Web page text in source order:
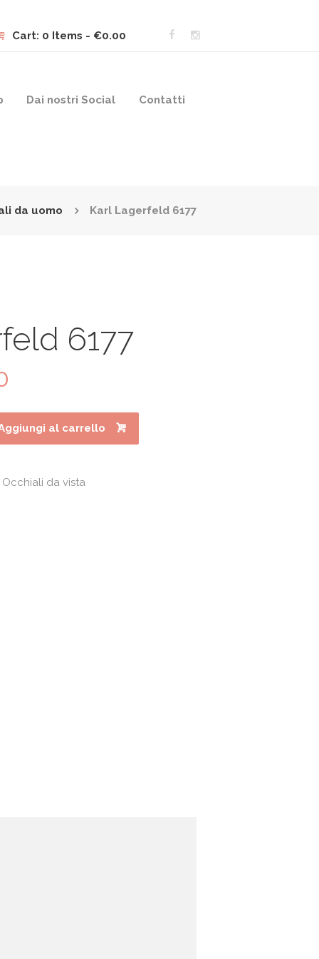
Cart: 0 Items - €0.00
Dai nostri Social Contatti
da uomo Karl Lagerfeld 6177
6177
attuale
è:
€84.00.
al carrello
Occhiali da vista